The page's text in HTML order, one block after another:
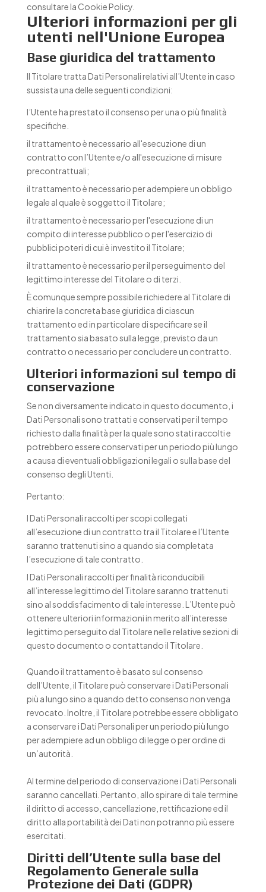
consultare la Cookie Policy.
Ulteriori informazioni per gli
utenti nell'Unione Europea
Base giuridica del trattamento
Il Titolare tratta Dati Personali relativi all’Utente in caso
sussista una delle seguenti condizioni:
l’Utente ha prestato il consenso per una o più finalità
specifiche.
il trattamento è necessario all'esecuzione di un
contratto con l’Utente e/o all'esecuzione di misure
precontrattuali;
il trattamento è necessario per adempiere un obbligo
legale al quale è soggetto il Titolare;
il trattamento è necessario per l'esecuzione di un
compito di interesse pubblico o per l'esercizio di
pubblici poteri di cui è investito il Titolare;
il trattamento è necessario per il perseguimento del
legittimo interesse del Titolare o di terzi.
È comunque sempre possibile richiedere al Titolare di
chiarire la concreta base giuridica di ciascun
trattamento ed in particolare di specificare se il
trattamento sia basato sulla legge, previsto da un
contratto o necessario per concludere un contratto.
Ulteriori informazioni sul tempo di
conservazione
Se non diversamente indicato in questo documento, i
Dati Personali sono trattati e conservati per il tempo
richiesto dalla finalità per la quale sono stati raccolti e
potrebbero essere conservati per un periodo più lungo
a causa di eventuali obbligazioni legali o sulla base del
consenso degli Utenti.
Pertanto:
I Dati Personali raccolti per scopi collegati
all’esecuzione di un contratto tra il Titolare e l’Utente
saranno trattenuti sino a quando sia completata
l’esecuzione di tale contratto.
I Dati Personali raccolti per finalità riconducibili
all’interesse legittimo del Titolare saranno trattenuti
sino al soddisfacimento di tale interesse. L’Utente può
ottenere ulteriori informazioni in merito all’interesse
legittimo perseguito dal Titolare nelle relative sezioni di
questo documento o contattando il Titolare.
Quando il trattamento è basato sul consenso
dell’Utente, il Titolare può conservare i Dati Personali
più a lungo sino a quando detto consenso non venga
revocato. Inoltre, il Titolare potrebbe essere obbligato
a conservare i Dati Personali per un periodo più lungo
per adempiere ad un obbligo di legge o per ordine di
un’autorità.
Al termine del periodo di conservazione i Dati Personali
saranno cancellati. Pertanto, allo spirare di tale termine
il diritto di accesso, cancellazione, rettificazione ed il
diritto alla portabilità dei Dati non potranno più essere
esercitati.
Diritti dell’Utente sulla base del
Regolamento Generale sulla
Protezione dei Dati (GDPR)